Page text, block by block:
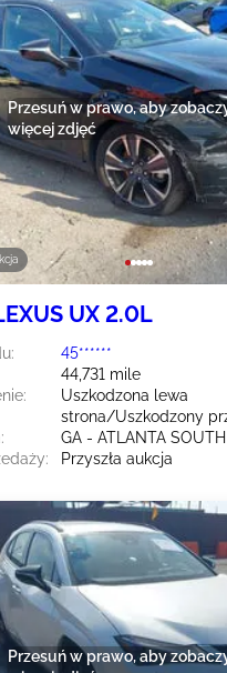
Przesuń w prawo, aby
więcej zdjęć
UX 2.0L
45******
44,731 mile
Uszkodzona lewa
strona/Uszkodzony
GA - ATLANTA SOUTH
Przyszła aukcja
Przesuń w prawo, aby